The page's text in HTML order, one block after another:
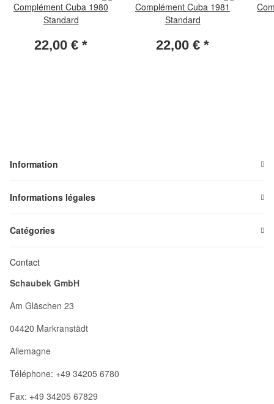
Complément Cuba 1980
Standard
22,00 € *
Complément Cuba 1981
Standard
22,00 € *
Information
Informations légales
Catégories
Contact
Schaubek GmbH
Am Gläschen 23
04420 Markranstädt
Allemagne
Téléphone: +49 34205 6780
Fax: +49 34205 67829